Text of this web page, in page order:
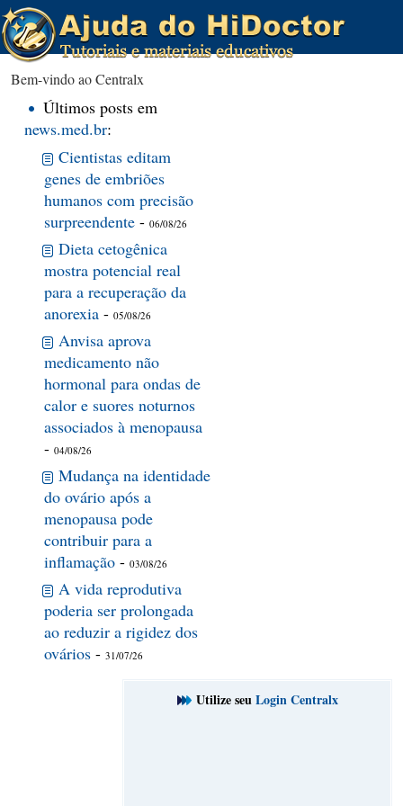
Bem-vindo ao Centralx
Últimos posts em
news.med.br:
Cientistas editam
genes de embriões
humanos com precisão
surpreendente - 06/08/26
Dieta cetogênica
mostra potencial real
para a recuperação da
anorexia - 05/08/26
Anvisa aprova
medicamento não
hormonal para ondas de
calor e suores noturnos
associados à menopausa
- 04/08/26
Mudança na identidade
do ovário após a
menopausa pode
contribuir para a
inflamação - 03/08/26
A vida reprodutiva
poderia ser prolongada
ao reduzir a rigidez dos
ovários - 31/07/26
Utilize seuLogin Centralx